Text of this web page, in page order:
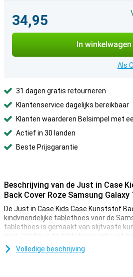
34,95
In winkelwagen
Als
31 dagen gratis retourneren
Klantenservice dagelijks bereikbaar
Klanten waarderen Belsimpel met
Actief in 30 landen
Beste Prijsgarantie
Beschrijving van de Just in Case
Back Cover Roze Samsung Galaxy
De Just in Case Kids Case Kunststof
kindvriendelijke tablethoes voor de
tablethoes is gemaakt van slijtvaste
mee. Verder is de tabletcase robuust
tegen vallen, stoten en krassen.
Volledige beschrijving